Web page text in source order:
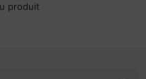
produit